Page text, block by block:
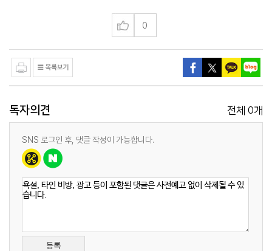
0
독자의견 전체 0개
SNS 로그인 후, 댓글 작성이 가능합니다.
등록